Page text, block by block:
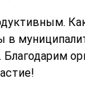
в
Благодарим